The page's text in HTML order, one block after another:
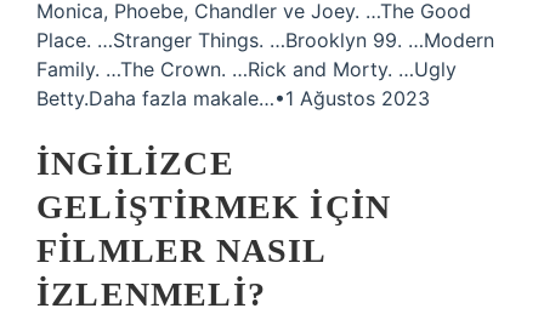
Monica, Phoebe, Chandler ve Joey. …The Good
Place. …Stranger Things. …Brooklyn 99. …Modern
Family. …The Crown. …Rick and Morty. …Ugly
Betty.Daha fazla makale…•1 Ağustos 2023
İNGILIZCE
GELIŞTIRMEK IÇIN
FILMLER NASIL
IZLENMELI?